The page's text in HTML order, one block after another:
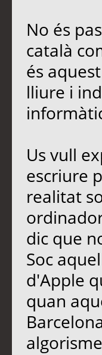
No és
català
és
lliure i
Us vull
escriure
realitat
dic que
Soc
d'Apple
quan